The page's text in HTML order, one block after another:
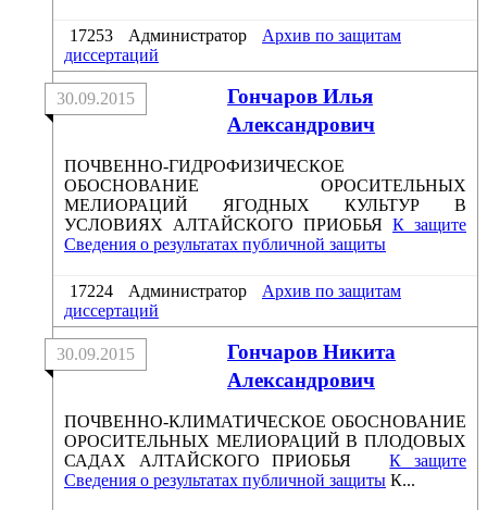
17253 Администратор
Архив по защитам
диссертаций
Гончаров Илья
Александрович
30.09.2015
ПОЧВЕННО-ГИДРОФИЗИЧЕСКОЕ
ОБОСНОВАНИЕ ОРОСИТЕЛЬНЫХ
МЕЛИОРАЦИЙ ЯГОДНЫХ КУЛЬТУР В
УСЛОВИЯХ АЛТАЙСКОГО ПРИОБЬЯ К защите
Сведения о результатах публичной защиты
17224 Администратор
Архив по защитам
диссертаций
Гончаров Никита
Александрович
30.09.2015
ПОЧВЕННО-КЛИМАТИЧЕСКОЕ ОБОСНОВАНИЕ
ОРОСИТЕЛЬНЫХ МЕЛИОРАЦИЙ В ПЛОДОВЫХ
САДАХ АЛТАЙСКОГО ПРИОБЬЯК защите
Сведения о результатах публичной защиты К...